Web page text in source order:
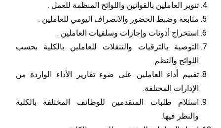
تنوير العاملين بالقوانين واللوائح المنظمة للعمل .
متابعة وضبط الحضور والانصراف اليومي للعاملين .
استخراج أذونات وإجازات وسلفيات العاملين .
التوصية بالترقيات والتنقلات للعاملين بالكلية بحسب
اللوائح والنظم.
تقييم أداء العاملين على ضوء تقارير الأداء الواردة من
الإدارات المختلفة.
استلام طلبات المتقدمين للوظائف المختلفة بالكلية
والنظر فيها.